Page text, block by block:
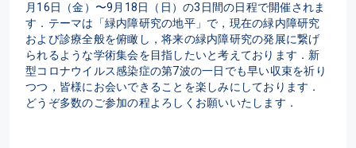
月16日（金）〜9月18日（日）の3日間の日程で開催されま
す．テーマは「緑内障研究の地平」で，現在の緑内障研究
および診療全般を俯瞰し，将来の緑内障研究の発展に繋げ
られるような学術集会を目指したいと考えております．新
型コロナウイルス感染症の第7波の一日でも早い収束を祈り
つつ，皆様にお会いできることを楽しみにしております．
どうぞ多数のご参加の程よろしくお願いいたします．